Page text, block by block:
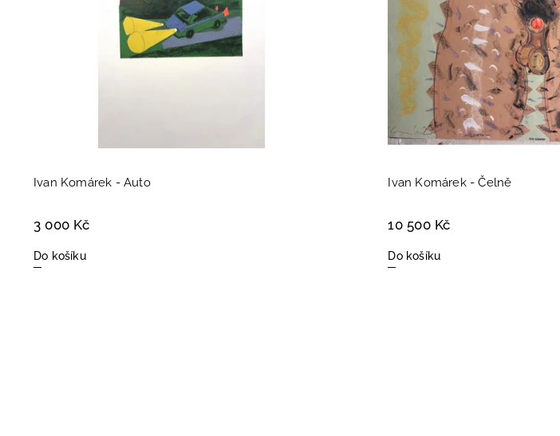
Ivan Komárek - Auto
3 000 Kč
Do košíku
Ivan Komárek - Čelně
10 500 Kč
Do košíku